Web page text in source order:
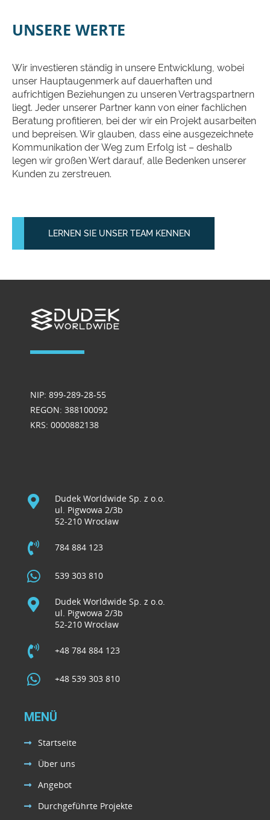
UNSERE WERTE
Wir investieren ständig in unsere Entwicklung, wobei
unser Hauptaugenmerk auf dauerhaften und
aufrichtigen Beziehungen zu unseren Vertragspartnern
liegt. Jeder unserer Partner kann von einer fachlichen
Beratung profitieren, bei der wir ein Projekt ausarbeiten
und bepreisen. Wir glauben, dass eine ausgezeichnete
Kommunikation der Weg zum Erfolg ist – deshalb
legen wir großen Wert darauf, alle Bedenken unserer
Kunden zu zerstreuen.
LERNEN SIE UNSER TEAM KENNEN
NIP: 899-289-28-55
REGON: 388100092
KRS: 0000882138
Dudek Worldwide Sp. z o.o.
ul. Pigwowa 2/3b
52-210 Wrocław
784 884 123
539 303 810
Dudek Worldwide Sp. z o.o.
ul. Pigwowa 2/3b
52-210 Wrocław
+48 784 884 123
+48 539 303 810
MENÜ
Startseite
Über uns
Angebot
Durchgeführte Projekte